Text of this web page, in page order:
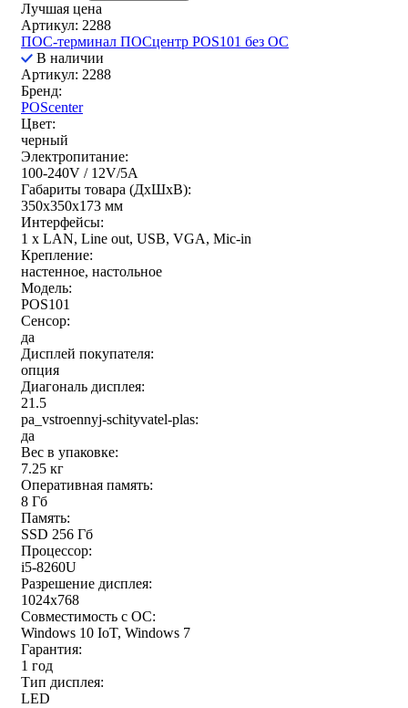
Лучшая цена
Артикул: 2288
ПОС-терминал ПОСцентр POS101 без ОС
В наличии
Артикул: 2288
Бренд:
POScenter
Цвет:
черный
Электропитание:
100-240V / 12V/5A
Габариты товара (ДxШxВ):
350х350х173 мм
Интерфейсы:
1 x LAN, Line out, USB, VGA, Mic-in
Крепление:
настенное, настольное
Модель:
POS101
Сенсор:
да
Дисплей покупателя:
опция
Диагональ дисплея:
21.5
pa_vstroennyj-schityvatel-plas:
да
Вес в упаковке:
7.25 кг
Оперативная память:
8 Гб
Память:
SSD 256 Гб
Процессор:
i5-8260U
Разрешение дисплея:
1024x768
Совместимость с ОС:
Windows 10 IoT, Windows 7
Гарантия:
1 год
Тип дисплея:
LED